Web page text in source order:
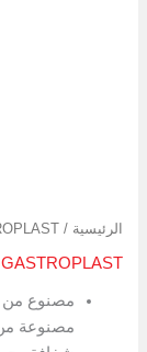
الرئيسية /
GASTROPLAST
مصنوع من